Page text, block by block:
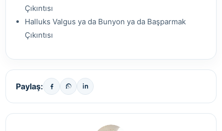
Çıkıntısı
Halluks Valgus ya da Bunyon ya da Başparmak
Çıkıntısı
Paylaş: